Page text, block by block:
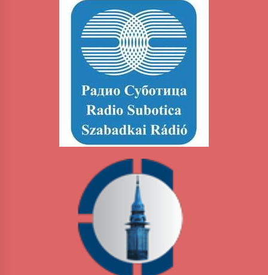
ОБАВЕШТЕЊЕ
5 months ago
Specijalna projekcija filma „Sportsko srce“ uz
gostovanje glumačke ekipe u Cineplexx Niš
bioskopu. Petak, 13, mart od 19.30 časova
5 months ago